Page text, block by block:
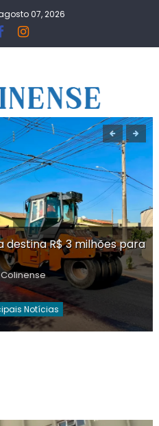
07, 2026
R$ 3 milhões para
Notícias